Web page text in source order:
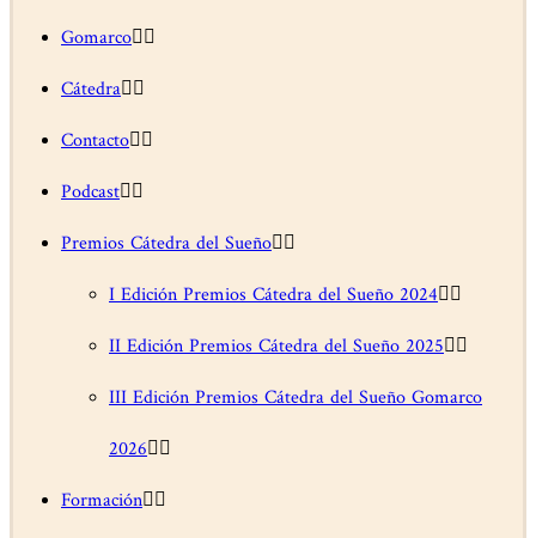
Gomarco
Cátedra
Contacto
Podcast
Premios Cátedra del Sueño
I Edición Premios Cátedra del Sueño 2024
II Edición Premios Cátedra del Sueño 2025
III Edición Premios Cátedra del Sueño Gomarco
2026
Formación